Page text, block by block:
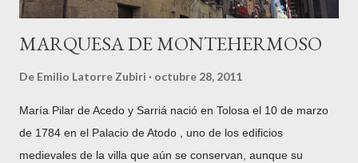
MARQUESA DE MONTEHERMOSO
De Emilio Latorre Zubiri octubre 28, 2011
María Pilar de Acedo y Sarriá nació en Tolosa el 10 de marzo
de 1784 en el Palacio de Atodo , uno de los edificios
medievales de la villa que aún se conservan, aunque su